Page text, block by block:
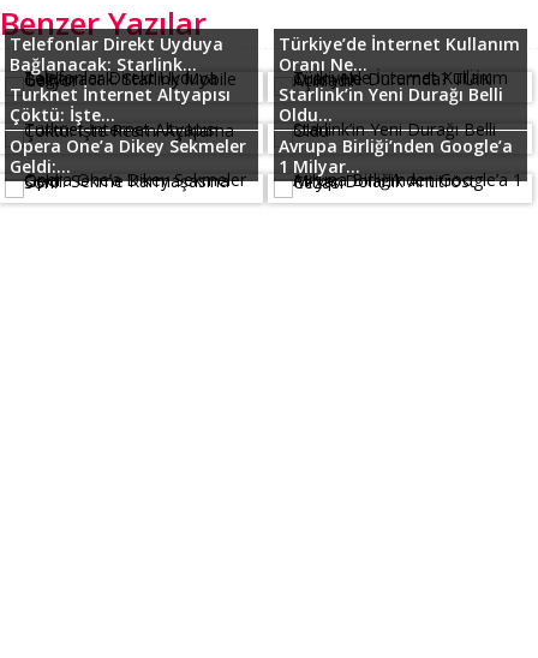
Benzer Yazılar
Telefonlar Direkt Uyduya
Bağlanacak: Starlink...
Türkiye’de İnternet Kullanım
Oranı Ne...
Turknet İnternet Altyapısı
Çöktü: İşte...
Starlink’in Yeni Durağı Belli
Oldu...
Opera One’a Dikey Sekmeler
Geldi:...
Avrupa Birliği’nden Google’a
1 Milyar...